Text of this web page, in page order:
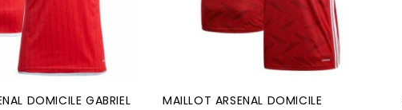
DOMICILE GABRIEL
MAILLOT ARSENAL DOMICILE